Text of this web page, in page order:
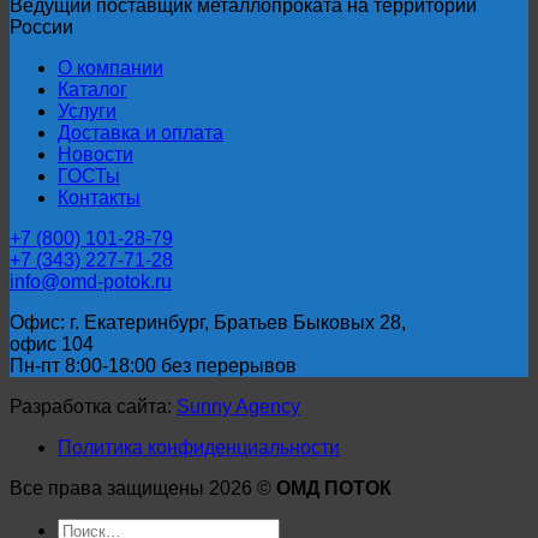
Ведущий поставщик металлопроката на территории
России
О компании
Каталог
Услуги
Доставка и оплата
Новости
ГОСТы
Контакты
+7 (800) 101-28-79
+7 (343) 227-71-28
info@omd-potok.ru
Офис: г. Екатеринбург, Братьев Быковых 28,
офис 104
Пн-пт 8:00-18:00 без перерывов
Разработка сайта: Sunny Agency
Политика конфиденциальности
Все права защищены 2026 © ОМД ПОТОК
Искать: